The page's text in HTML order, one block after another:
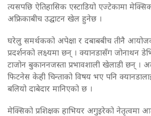
त्यसपछि ऐतिहासिक एस्टाडियो एज्टेकामा
अफ्रिकाबीच उद्घाटन खेल हुनेछ ।
घरेलु समर्थकको अपेक्षा र दबाबबीच तीनै आयोजक
प्रदर्शनको लक्ष्यमा छन् । क्यानडासँग जोनाथन
टाजोन बुकाननजस्ता प्रभावशाली खेलाडी छन् ।
फिटनेस केही चिन्ताको विषय भए पनि
बलियो दाबेदार मानिएको छ ।
मेक्सिको प्रशिक्षक हाभियर अगुइरेको नेतृत्वमा